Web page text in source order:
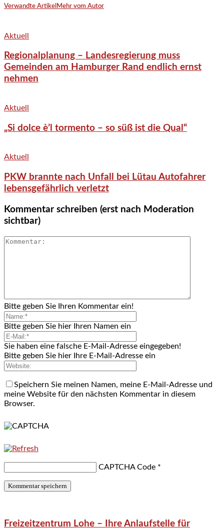
Verwandte Artikel Mehr vom Autor
Aktuell
Regionalplanung – Landesregierung muss
Gemeinden am Hamburger Rand endlich ernst
nehmen
Aktuell
„Si dolce è’l tormento – so süß ist die Qual“
Aktuell
PKW brannte nach Unfall bei Lütau Autofahrer
lebensgefährlich verletzt
Kommentar schreiben (erst nach Moderation
sichtbar)
Bitte geben Sie Ihren Kommentar ein!
Bitte geben Sie hier Ihren Namen ein
Sie haben eine falsche E-Mail-Adresse eingegeben!
Bitte geben Sie hier Ihre E-Mail-Adresse ein
Speichern Sie meinen Namen, meine E-Mail-Adresse und
meine Website für den nächsten Kommentar in diesem
Browser.
CAPTCHA Code *
Freizeitzentrum Lohe – Ihre Anlaufstelle für